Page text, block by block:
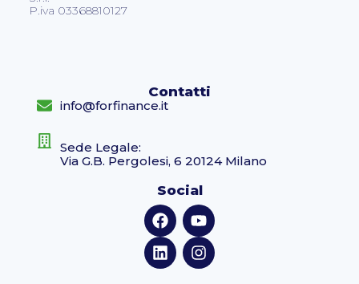
P.iva 03368810127
Contatti
info@forfinance.it
Sede Legale:
Via G.B. Pergolesi, 6 20124 Milano
Social